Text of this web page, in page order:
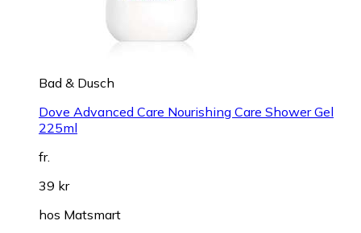
Bad & Dusch
Dove Advanced Care Nourishing Care Shower Gel
225ml
fr.
39 kr
hos Matsmart